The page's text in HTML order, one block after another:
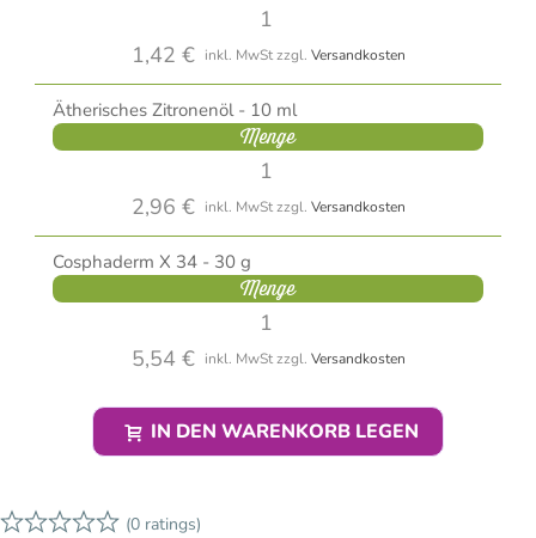
1,42 € inkl. MwStzzgl. Versandkosten
Ätherisches Zitronenöl - 10 ml
Menge
2,96 € inkl. MwStzzgl. Versandkosten
Cosphaderm X 34 - 30 g
Menge
5,54 € inkl. MwStzzgl. Versandkosten
IN DEN WARENKORB LEGEN
(0 ratings)